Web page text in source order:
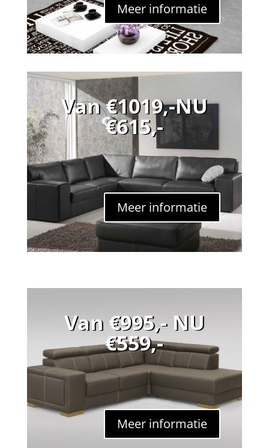
Meer informatie
Van €1019,-NU
€615,-
Meer informatie
Van €995,- NU
€559,-
Meer informatie